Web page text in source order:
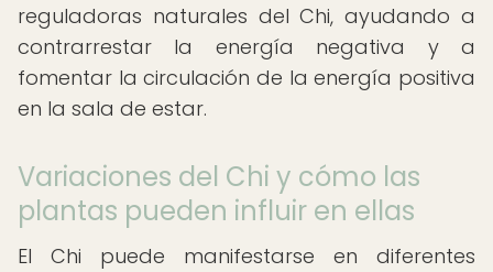
reguladoras naturales del Chi, ayudando a
contrarrestar la energía negativa y a
fomentar la circulación de la energía positiva
en la sala de estar.
Variaciones del Chi y cómo las
plantas pueden influir en ellas
El Chi puede manifestarse en diferentes